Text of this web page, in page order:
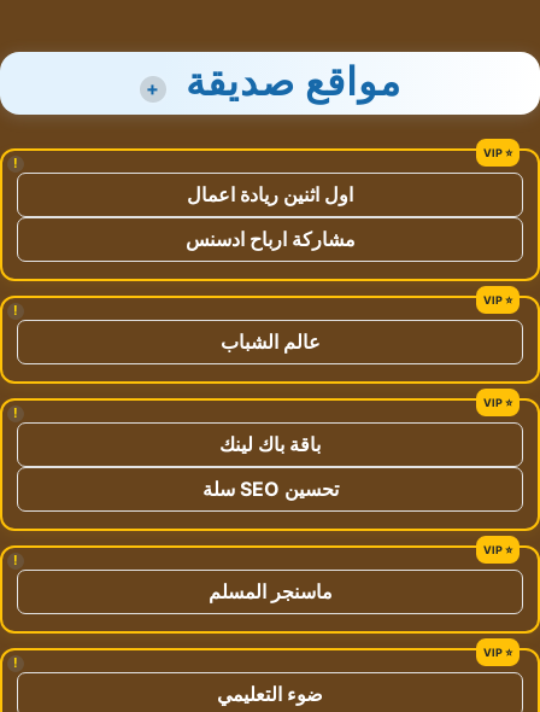
مواقع صديقة +
!
اول اثنين ريادة اعمال
مشاركة ارباح ادسنس
!
عالم الشباب
!
باقة باك لينك
تحسين SEO سلة
!
ماسنجر المسلم
!
ضوء التعليمي